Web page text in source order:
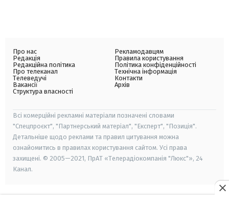
Про нас
Редакція
Редакційна політика
Про телеканал
Телеведучі
Вакансії
Структура власності
Рекламодавцям
Правила користування
Політика конфіденційності
Технічна інформація
Контакти
Архів
Всі комерційні рекламні матеріали позначені словами
"Спецпроєкт", "Партнерський матеріал", "Експерт", "Позиція".
Детальніше щодо реклами та правил цитування можна
ознайомитись в правилах користування сайтом. Усі права
захищені. © 2005—2021, ПрАТ «Телерадіокомпанія "Люкс"», 24
Канал.